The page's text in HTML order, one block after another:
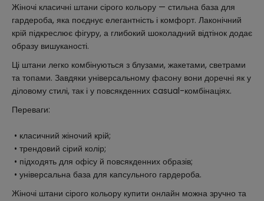
Жіночі класичні штани сірого кольору — стильна база для
гардероба, яка поєднує елегантність і комфорт. Лаконічний
крій підкреслює фігуру, а глибокий шоколадний відтінок додає
образу вишуканості.
Ці штани легко комбінуються з блузами, жакетами, светрами
та топами. Завдяки універсальному фасону вони доречні як у
діловому стилі, так і у повсякденних casual-комбінаціях.
Переваги:
• класичний жіночий крій;
• трендовий сірий колір;
• підходять для офісу й повсякденних образів;
• універсальна база для капсульного гардероба.
Жіночі штани сірого кольору купити онлайн можна зручно та